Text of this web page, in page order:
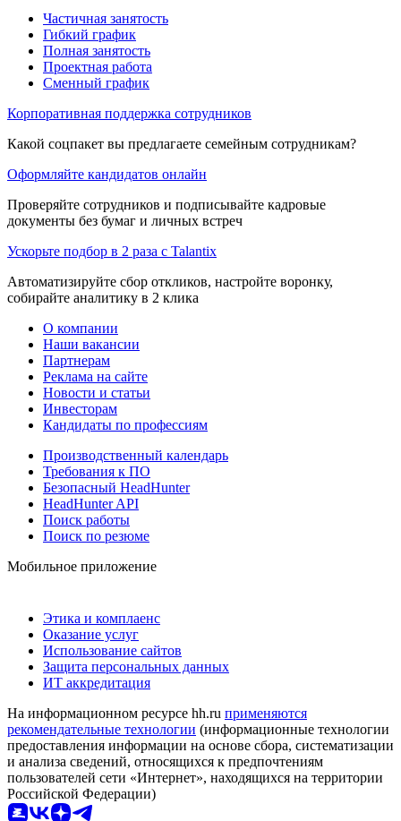
Частичная занятость
Гибкий график
Полная занятость
Проектная работа
Сменный график
Корпоративная поддержка сотрудников
Какой соцпакет вы предлагаете семейным сотрудникам?
Оформляйте кандидатов онлайн
Проверяйте сотрудников и подписывайте кадровые
документы без бумаг и личных встреч
Ускорьте подбор в 2 раза с Talantix
Автоматизируйте сбор откликов, настройте воронку,
собирайте аналитику в 2 клика
О компании
Наши вакансии
Партнерам
Реклама на сайте
Новости и статьи
Инвесторам
Кандидаты по профессиям
Производственный календарь
Требования к ПО
Безопасный HeadHunter
HeadHunter API
Поиск работы
Поиск по резюме
Мобильное приложение
Этика и комплаенс
Оказание услуг
Использование сайтов
Защита персональных данных
ИТ аккредитация
На информационном ресурсе hh.ru применяются
рекомендательные технологии (информационные технологии
предоставления информации на основе сбора, систематизации
и анализа сведений, относящихся к предпочтениям
пользователей сети «Интернет», находящихся на территории
Российской Федерации)